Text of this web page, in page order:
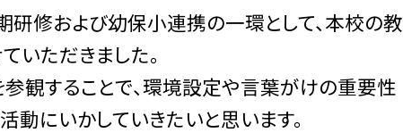
研修および幼保小連携の一環として、本校の教
いただきました。
観することで、環境設定や言葉がけの重要性
動にいかしていきたいと思います。